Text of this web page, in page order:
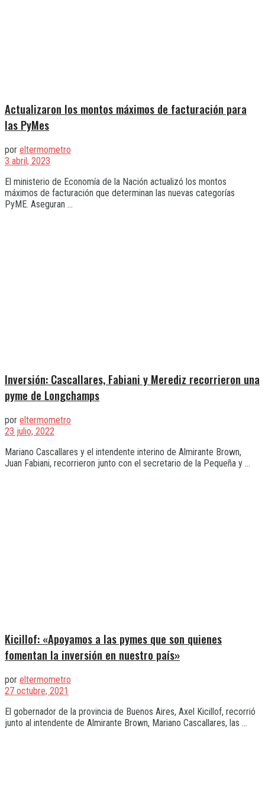
Actualizaron los montos máximos de facturación para
las PyMes
por eltermometro
3 abril, 2023
El ministerio de Economía de la Nación actualizó los montos
máximos de facturación que determinan las nuevas categorías
PyME. Aseguran ...
Inversión: Cascallares, Fabiani y Merediz recorrieron una
pyme de Longchamps
por eltermometro
23 julio, 2022
Mariano Cascallares y el intendente interino de Almirante Brown,
Juan Fabiani, recorrieron junto con el secretario de la Pequeña y ...
Kicillof: «Apoyamos a las pymes que son quienes
fomentan la inversión en nuestro país»
por eltermometro
27 octubre, 2021
El gobernador de la provincia de Buenos Aires, Axel Kicillof, recorrió
junto al intendente de Almirante Brown, Mariano Cascallares, las ...